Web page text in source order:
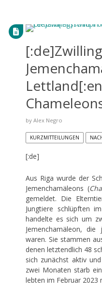
by Alex Negro
KURZMITTEILUNGEN
[:de]
Aus Riga wurde der
Jemenchamäleons (
gemeldet. Die
Jungtiere schlüpften
handelte es sich um
Jemenchamäleon,
waren. Sie stammen
denen letztendlich 48
sich zunächst aktiv
zwei Monaten starb
lebten im Februar 2023